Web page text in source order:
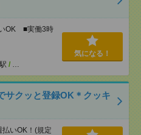
OK ■実働3時
/ …
気になる！
サクッと登録OK＊クッキ
いOK！(規定